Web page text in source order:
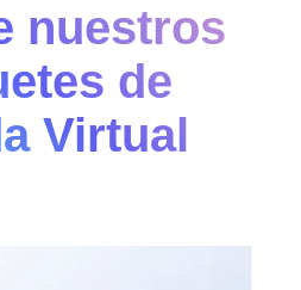
nuestros
de
Virtual